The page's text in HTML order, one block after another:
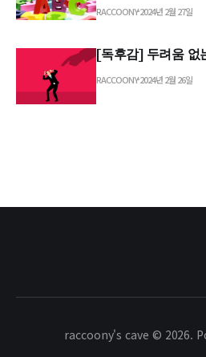
RACCOONY2024년 2월 27일
[독후감] 두려움 없
RACCOONY2024년 2월 26일
raccoony's cave © 2026.